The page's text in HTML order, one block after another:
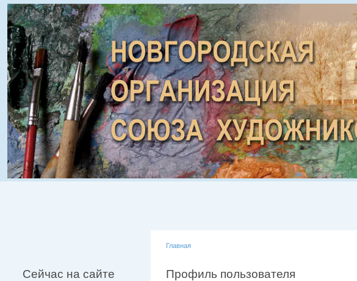
Сейчас на сайте
Главная
Профиль пользователя